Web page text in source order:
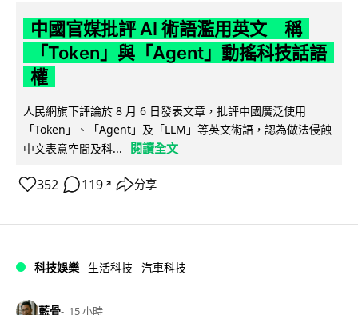
中國官媒批評 AI 術語濫用英文 稱
「Token」與「Agent」動搖科技話語
權
人民網旗下評論於 8 月 6 日發表文章，批評中國廣泛使用
「Token」、「Agent」及「LLM」等英文術語，認為做法侵蝕
中文表意空間及科...
閱讀全文
352 119 ↗ 分享
科技娛樂 生活科技 汽車科技
藍骨 15 小時